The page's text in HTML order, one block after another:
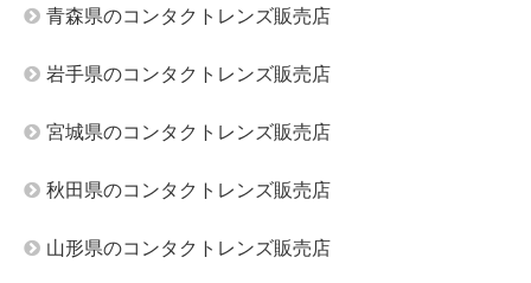
青森県のコンタクトレンズ販売店
岩手県のコンタクトレンズ販売店
宮城県のコンタクトレンズ販売店
秋田県のコンタクトレンズ販売店
山形県のコンタクトレンズ販売店